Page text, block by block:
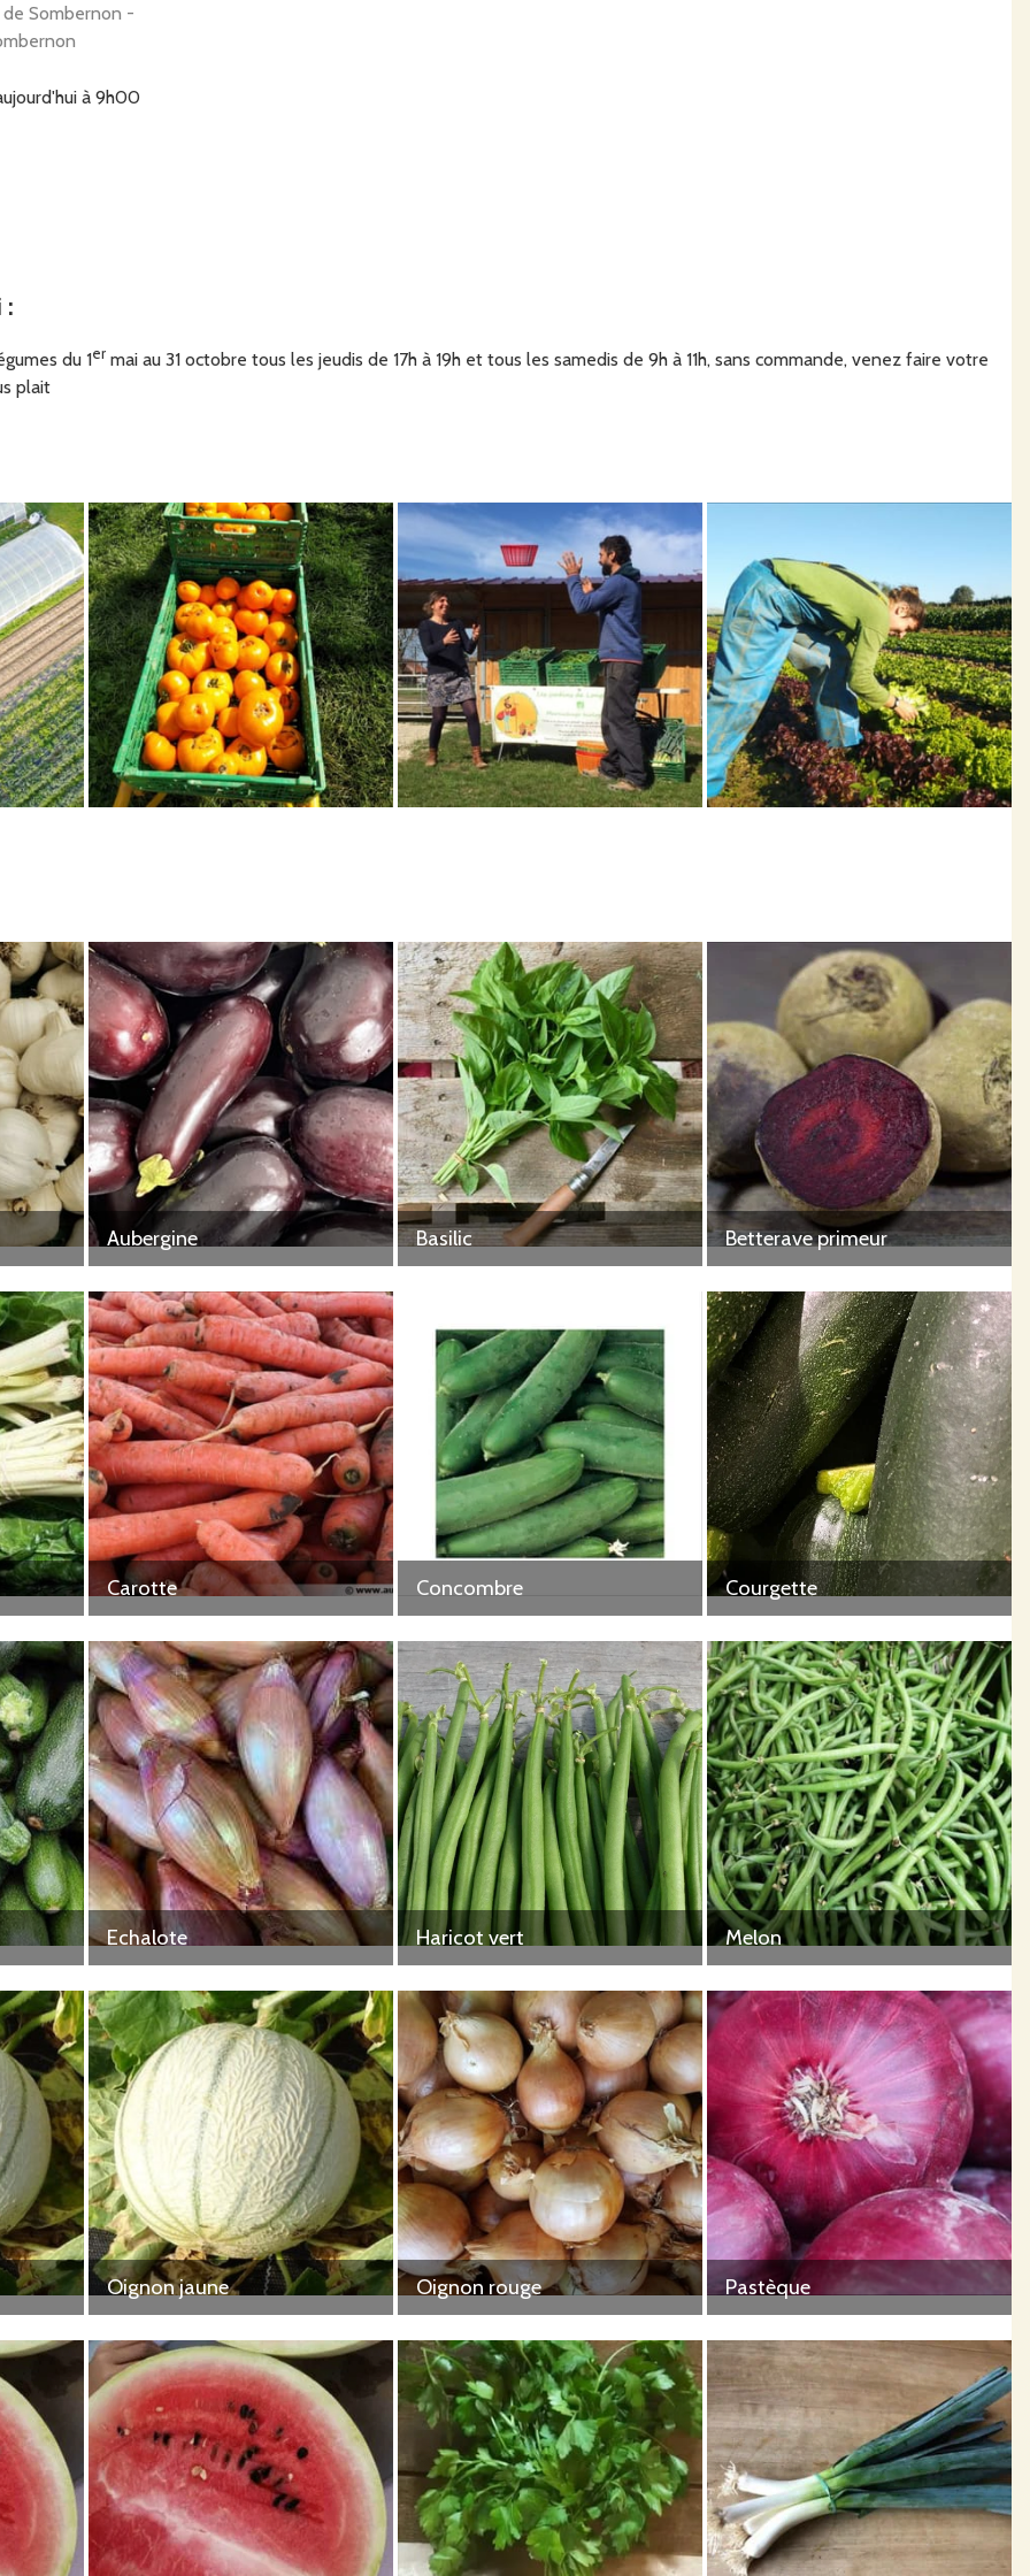
group/16975
au 1ermai, commandez et récupérez votre commande tous les jeudis de 17h30 à19h
jardins de Longecourt » sur maps et vous êtes arrivés !
sitehttp://lesjardinsdelongecourt.fr/
Sombernon -
à 9h00
à 9h00
2 Rue De L'école
12 août à
:
du 1er mai au 31 octobre tous les jeudis de 17h à 19h et tous les samedis de 9h à 11h, sans commande, venez faire votre
plait
Aubergine Basilic Betterave primeur
Carotte Concombre Courgette
Echalote Haricot vert Melon
Oignon jaune Oignon rouge Pastèque